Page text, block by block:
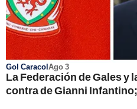
Gol CaracolAgo 3
La Federación de Gales y
contra de Gianni